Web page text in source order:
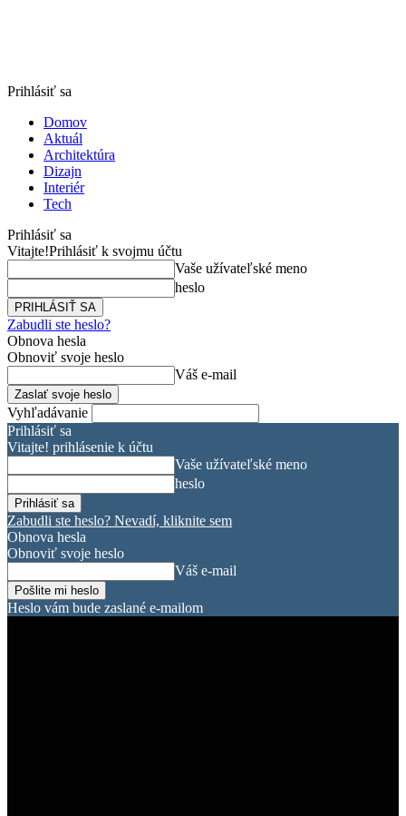
Prihlásiť sa
Domov
Aktuál
Architektúra
Dizajn
Interiér
Tech
Prihlásiť sa
Vitajte!Prihlásiť k svojmu účtu
Vaše užívateľské meno
heslo
Zabudli ste heslo?
Obnova hesla
Obnoviť svoje heslo
Váš e-mail
Vyhľadávanie
Prihlásiť sa
Vitajte! prihlásenie k účtu
Vaše užívateľské meno
heslo
Zabudli ste heslo? Nevadí, kliknite sem
Obnova hesla
Obnoviť svoje heslo
Váš e-mail
Heslo vám bude zaslané e-mailom